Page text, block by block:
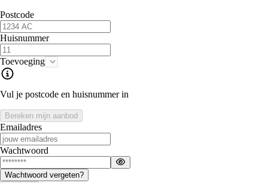
Postcode
Huisnummer
Toevoeging
Vul je postcode en huisnummer in
Bereken mijn aanbod
Emailadres
Wachtwoord
Wachtwoord vergeten?